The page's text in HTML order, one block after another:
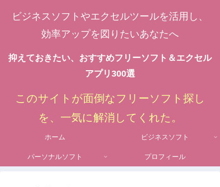
ビジネスソフトやエクセルツールを活用し、
効率アップを図りたいあなたへ
抑えておきたい、おすすめフリーソフト＆エクセル
アプリ300選
このサイトが面倒なフリーソフト探し
を、一気に解消してくれた。
ホーム ビジネスソフト
パーソナルソフト プロフィール